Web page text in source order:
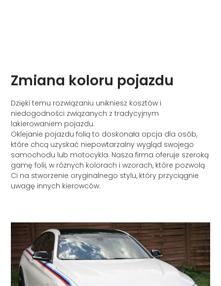
Zmiana koloru pojazdu
Dzięki temu rozwiązaniu unikniesz kosztów i
niedogodności związanych z tradycyjnym
lakierowaniem pojazdu.
Oklejanie pojazdu folią to doskonała opcja dla osób,
które chcą uzyskać niepowtarzalny wygląd swojego
samochodu lub motocykla. Nasza firma oferuje szeroką
gamę folii, w różnych kolorach i wzorach, które pozwolą
Ci na stworzenie oryginalnego stylu, który przyciągnie
uwagę innych kierowców.